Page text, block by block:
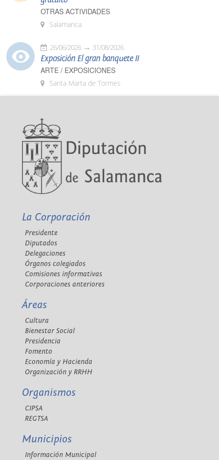
OTRAS ACTIVIDADES
Salamanca
26/06/2026 31/08/2026
Exposición El gran banquete II
ARTE / EXPOSICIONES
Santa Marta de Tormes
La Corporación
Presidente
Diputados
Delegaciones
Órganos colegiados
Comisiones informativas
Corporaciones anteriores
Áreas
Cultura
Bienestar Social
Presidencia
Fomento
Economía y Hacienda
Organización y RRHH
Organismos
CIPSA
REGTSA
Municipios
Información Municipal